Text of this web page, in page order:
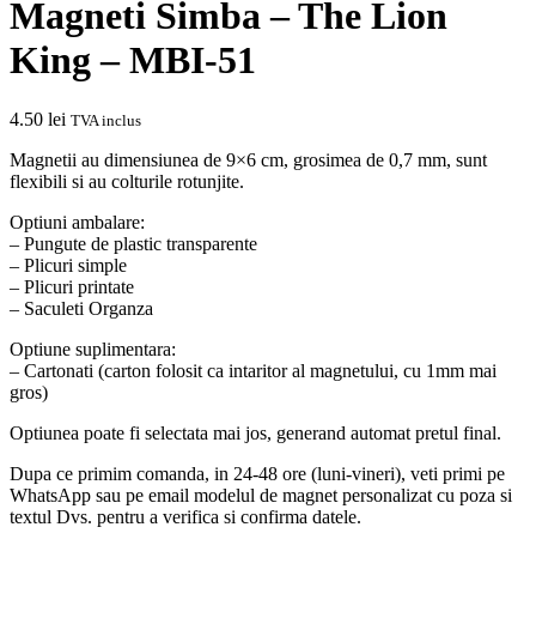
Magneti Simba – The Lion
King – MBI-51
4.50 lei TVA inclus
Magnetii au dimensiunea de 9×6 cm, grosimea de 0,7 mm, sunt
flexibili si au colturile rotunjite.
Optiuni ambalare:
– Pungute de plastic transparente
– Plicuri simple
– Plicuri printate
– Saculeti Organza
Optiune suplimentara:
– Cartonati (carton folosit ca intaritor al magnetului, cu 1mm mai
gros)
Optiunea poate fi selectata mai jos, generand automat pretul final.
Dupa ce primim comanda, in 24-48 ore (luni-vineri), veti primi pe
WhatsApp sau pe email modelul de magnet personalizat cu poza si
textul Dvs. pentru a verifica si confirma datele.